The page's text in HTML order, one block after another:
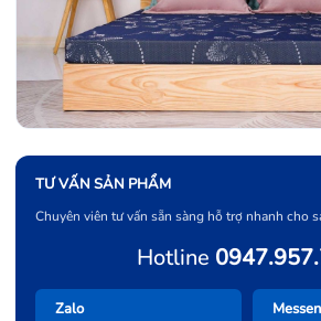
TƯ VẤN SẢN PHẨM
Chuyên viên tư vấn sẵn sàng hỗ trợ nhanh cho
Hotline
Zalo